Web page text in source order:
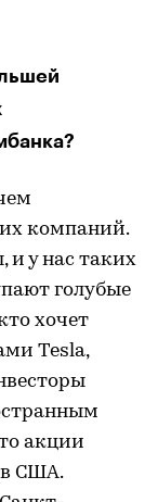
компаний.
и у нас таких
голубые
хочет
Tesla,
акции
США.